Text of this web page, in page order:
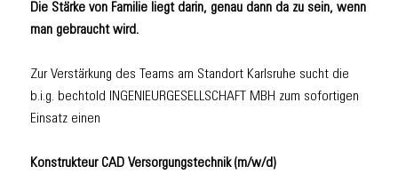
Die Stärke von Familie liegt darin, genau dann da zu sein, wenn
man gebraucht wird.
Zur Verstärkung des Teams am Standort Karlsruhe sucht die
b.i.g. bechtold INGENIEURGESELLSCHAFT MBH zum sofortigen
Einsatz einen
Konstrukteur CAD Versorgungstechnik (m/w/d)